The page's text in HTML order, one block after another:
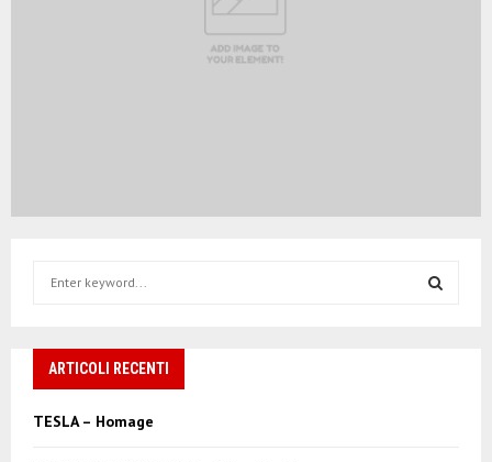
h
o
ARTICOLI RECENTI
TESLA – Homage